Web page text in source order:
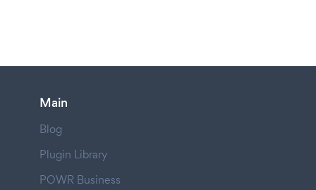
Main
Blog
Plugin Library
POWR Business